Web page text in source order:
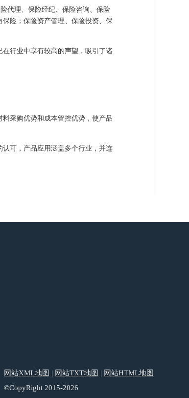
代理、保险经纪、保险咨询、保险
险；保险资产管理、保险投资、保
行业中享有较高的声望，吸引了诸
采购优势和成本管控优势，使产品
可，产品应用涵盖多个行业，并连
网站XML地图 | 网站TXT地图 | 网站HTML地图
©CopyRight 2015-2026